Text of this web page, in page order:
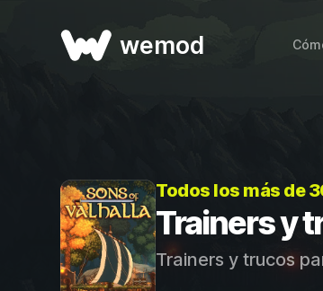
wemod
Todos los más de
Trainers y
Trainers y trucos